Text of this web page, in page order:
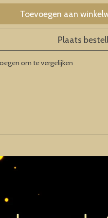
Toevoegen aan
Plaats
om te vergelijken